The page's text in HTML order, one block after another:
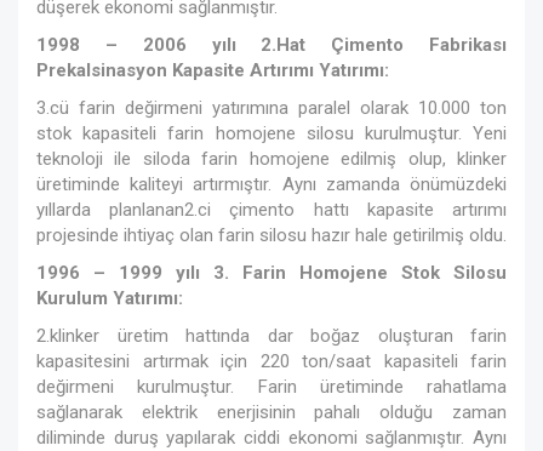
düşerek ekonomi sağlanmıştır.
1998 – 2006 yılı 2.Hat Çimento Fabrikası
Prekalsinasyon Kapasite Artırımı Yatırımı:
3.cü farin değirmeni yatırımına paralel olarak 10.000 ton
stok kapasiteli farin homojene silosu kurulmuştur. Yeni
teknoloji ile siloda farin homojene edilmiş olup, klinker
üretiminde kaliteyi artırmıştır. Aynı zamanda önümüzdeki
yıllarda planlanan2.ci çimento hattı kapasite artırımı
projesinde ihtiyaç olan farin silosu hazır hale getirilmiş oldu.
1996 – 1999 yılı 3. Farin Homojene Stok Silosu
Kurulum Yatırımı:
2.klinker üretim hattında dar boğaz oluşturan farin
kapasitesini artırmak için 220 ton/saat kapasiteli farin
değirmeni kurulmuştur. Farin üretiminde rahatlama
sağlanarak elektrik enerjisinin pahalı olduğu zaman
diliminde duruş yapılarak ciddi ekonomi sağlanmıştır. Aynı